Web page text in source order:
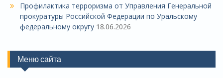
Профилактика терроризма от Управления Генеральной
прокуратуры Российской Федерации по Уральскому
федеральному округу 18.06.2026
Меню сайта